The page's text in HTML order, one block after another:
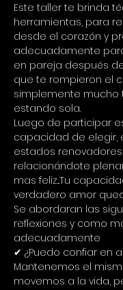
Este taller te brinda
herramientas, para
desde el corazón y
adecuadamente
en pareja después
que te rompieron el
simplemente mucho
estando sola.
Luego de participar
capacidad de elegir,
estados
relacionándote
mas feliz...Tu
verdadero amor
Se abordaran las
reflexiones y como
adecuadamente
✔ ¿Puedo confiar en
Mantenemos el
movemos a la vida,